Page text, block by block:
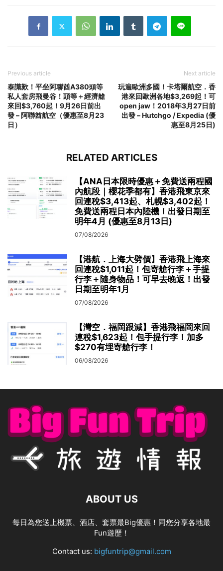
Previous article
泰識歎！平坐阿聯酋A380頭等
私人套房飛曼谷！頭等＋經濟艙
來回$3,760起！9月26日前出
發 – 阿聯酋航空（優惠至8月23
日）
Next article
玩遍歐洲多國！卡塔爾航空．香
港來回歐洲各地$3,269起！可
open jaw！2018年3月27日前
出發 – Hutchgo / Expedia (優
惠至8月25日)
RELATED ARTICLES
【ANA日本限時優惠＋免費送兩程國
內航段｜櫻花季都有】香港飛東京來
回連稅$3,413起、札幌$3,402起！
免費送兩程日本內陸機！出發日期至
明年4月 (優惠至8月13日)
07/08/2026
【港航．上海大劈價】香港飛上海來
回連稅$1,011起！包寄艙行李＋手提
行李＋隨身物品！可早去晚返！出發
日期至明年1月
07/08/2026
【灣空．福岡跟減】香港飛福岡來回
連稅$1,623起！包手提行李！加多
$270有埋寄艙行李！
06/08/2026
ABOUT US
每日為您送上機票、酒店、套票最Big優惠！同您分享各地最
Fun遊歷！
Contact us: bigfuntrip@gmail.com